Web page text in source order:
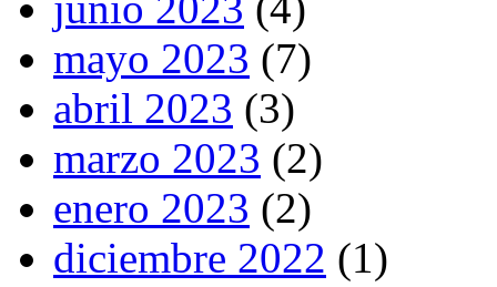
mayo 2023 (7)
abril 2023 (3)
marzo 2023 (2)
enero 2023 (2)
diciembre 2022 (1)